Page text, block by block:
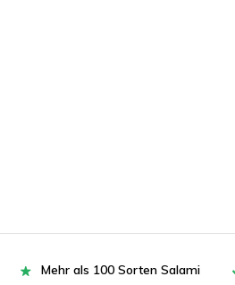
Mehr als 100 Sorten Salami